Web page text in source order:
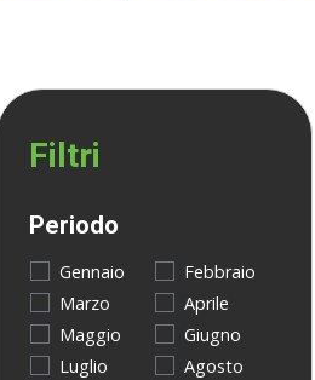
Filtri
Periodo
Gennaio
Febbraio
Marzo
Aprile
Maggio
Giugno
Luglio
Agosto